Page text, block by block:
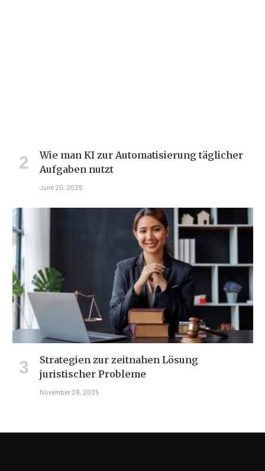
Wie man KI zur Automatisierung täglicher
Aufgaben nutzt
June 20, 2025
Strategien zur zeitnahen Lösung
juristischer Probleme
November 28, 2025